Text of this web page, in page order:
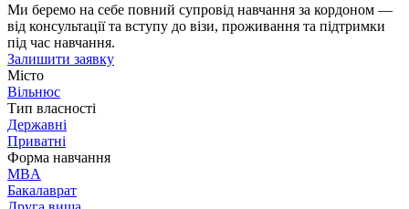
Ми беремо на себе повний супровід навчання за кордоном —
від консультації та вступу до візи, проживання та підтримки
під час навчання.
Залишити заявку
Місто
Вільнюс
Тип власності
Державні
Приватні
Форма навчання
MBA
Бакалаврат